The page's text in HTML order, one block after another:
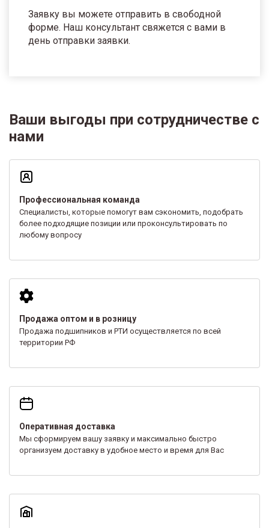
Заявку вы можете отправить в свободной
форме. Наш консультант свяжется с вами в
день отправки заявки.
Ваши выгоды при сотрудничестве с
нами
Профессиональная команда
Специалисты, которые помогут вам сэкономить, подобрать
более подходящие позиции или проконсультировать по
любому вопросу
Продажа оптом и в розницу
Продажа подшипников и РТИ осуществляется по всей
территории РФ
Оперативная доставка
Мы сформируем вашу заявку и максимально быстро
организуем доставку в удобное место и время для Вас